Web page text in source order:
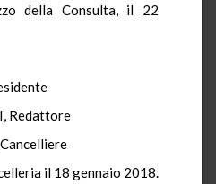
della Consulta, il 22
Redattore
il 18 gennaio 2018.